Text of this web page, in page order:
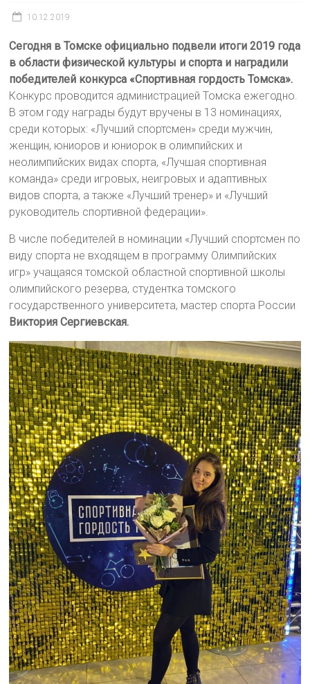
10.12.2019
Сегодня в Томске официально подвели итоги 2019 года
в области физической культуры и спорта и наградили
победителей конкурса «Спортивная гордость Томска».
Конкурс проводится администрацией Томска ежегодно.
В этом году награды будут вручены в 13 номинациях,
среди которых: «Лучший спортсмен» среди мужчин,
женщин, юниоров и юниорок в олимпийских и
неолимпийских видах спорта, «Лучшая спортивная
команда» среди игровых, неигровых и адаптивных
видов спорта, а также «Лучший тренер» и «Лучший
руководитель спортивной федерации».
В числе победителей в номинации «Лучший спортсмен по
виду спорта не входящем в программу Олимпийских
игр» учащаяся томской областной спортивной школы
олимпийского резерва, студентка томского
государственного университета, мастер спорта России
Виктория Сергиевская.